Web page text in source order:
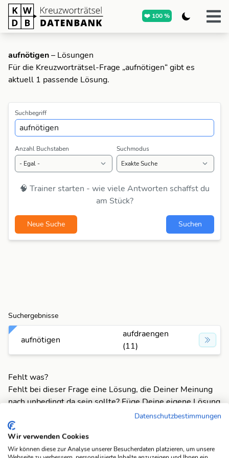
❤️ 100 %
aufnötigen– Lösungen
Für die Kreuzworträtsel-Frage „aufnötigen“ gibt es
aktuell 1 passende Lösung.
Suchbegriff
Anzahl Buchstaben Suchmodus
🧠 Trainer starten - wie viele Antworten schaffst du
am Stück?
Neue Suche Suchen
Suchergebnisse
aufnötigen
aufdraengen
(11)
Fehlt was?
Fehlt bei dieser Frage eine Lösung, die Deiner Meinung
nach unbedingt da sein sollte? Füge Deine eigene Lösung
hinzu und bereichere unsere Datenbank!
Mach mit und registriere dich!
Datenschutzbestimmungen
Wir verwenden Cookies
Wir können diese zur Analyse unserer Besucherdaten platzieren, um unsere